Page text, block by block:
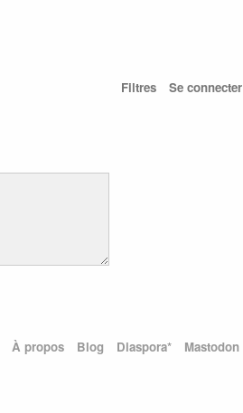
Filtres Se connecter
À propos Blog Diaspora* Mastodon